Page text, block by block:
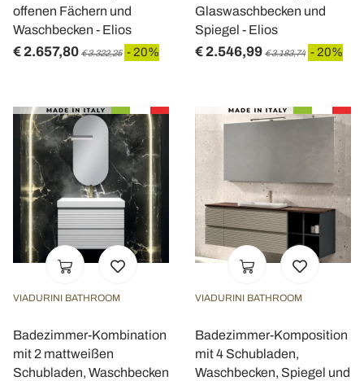
offenen Fächern und
Waschbecken - Elios
€ 2.657,80 € 3.322,25 - 20%
Glaswaschbecken und
Spiegel - Elios
€ 2.546,99 € 3.183,74 - 20%
VIADURINI BATHROOM
Badezimmer-Kombination
mit 2 mattweißen
Schubladen, Waschbecken
VIADURINI BATHROOM
Badezimmer-Komposition
mit 4 Schubladen,
Waschbecken, Spiegel und